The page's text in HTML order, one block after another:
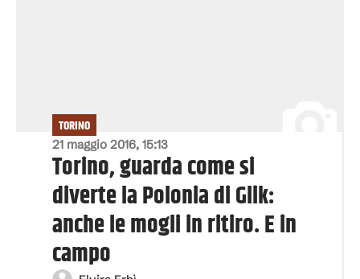
21 maggio 2016, 15:13
TORINO
Torino, guarda come si
diverte la Polonia di Glik:
anche le mogli in ritiro. E in
campo